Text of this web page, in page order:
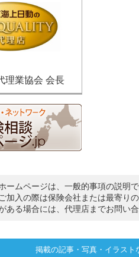
理業協会 会長
ームページは、一般的事項の説明
加入の際は保険会社または最寄り
ある場合には、代理店までお問い合
掲載の記事・写真・イラスト